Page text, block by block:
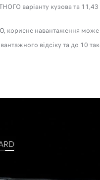
варіанту кузова та
навантаження
відсіку та до 10